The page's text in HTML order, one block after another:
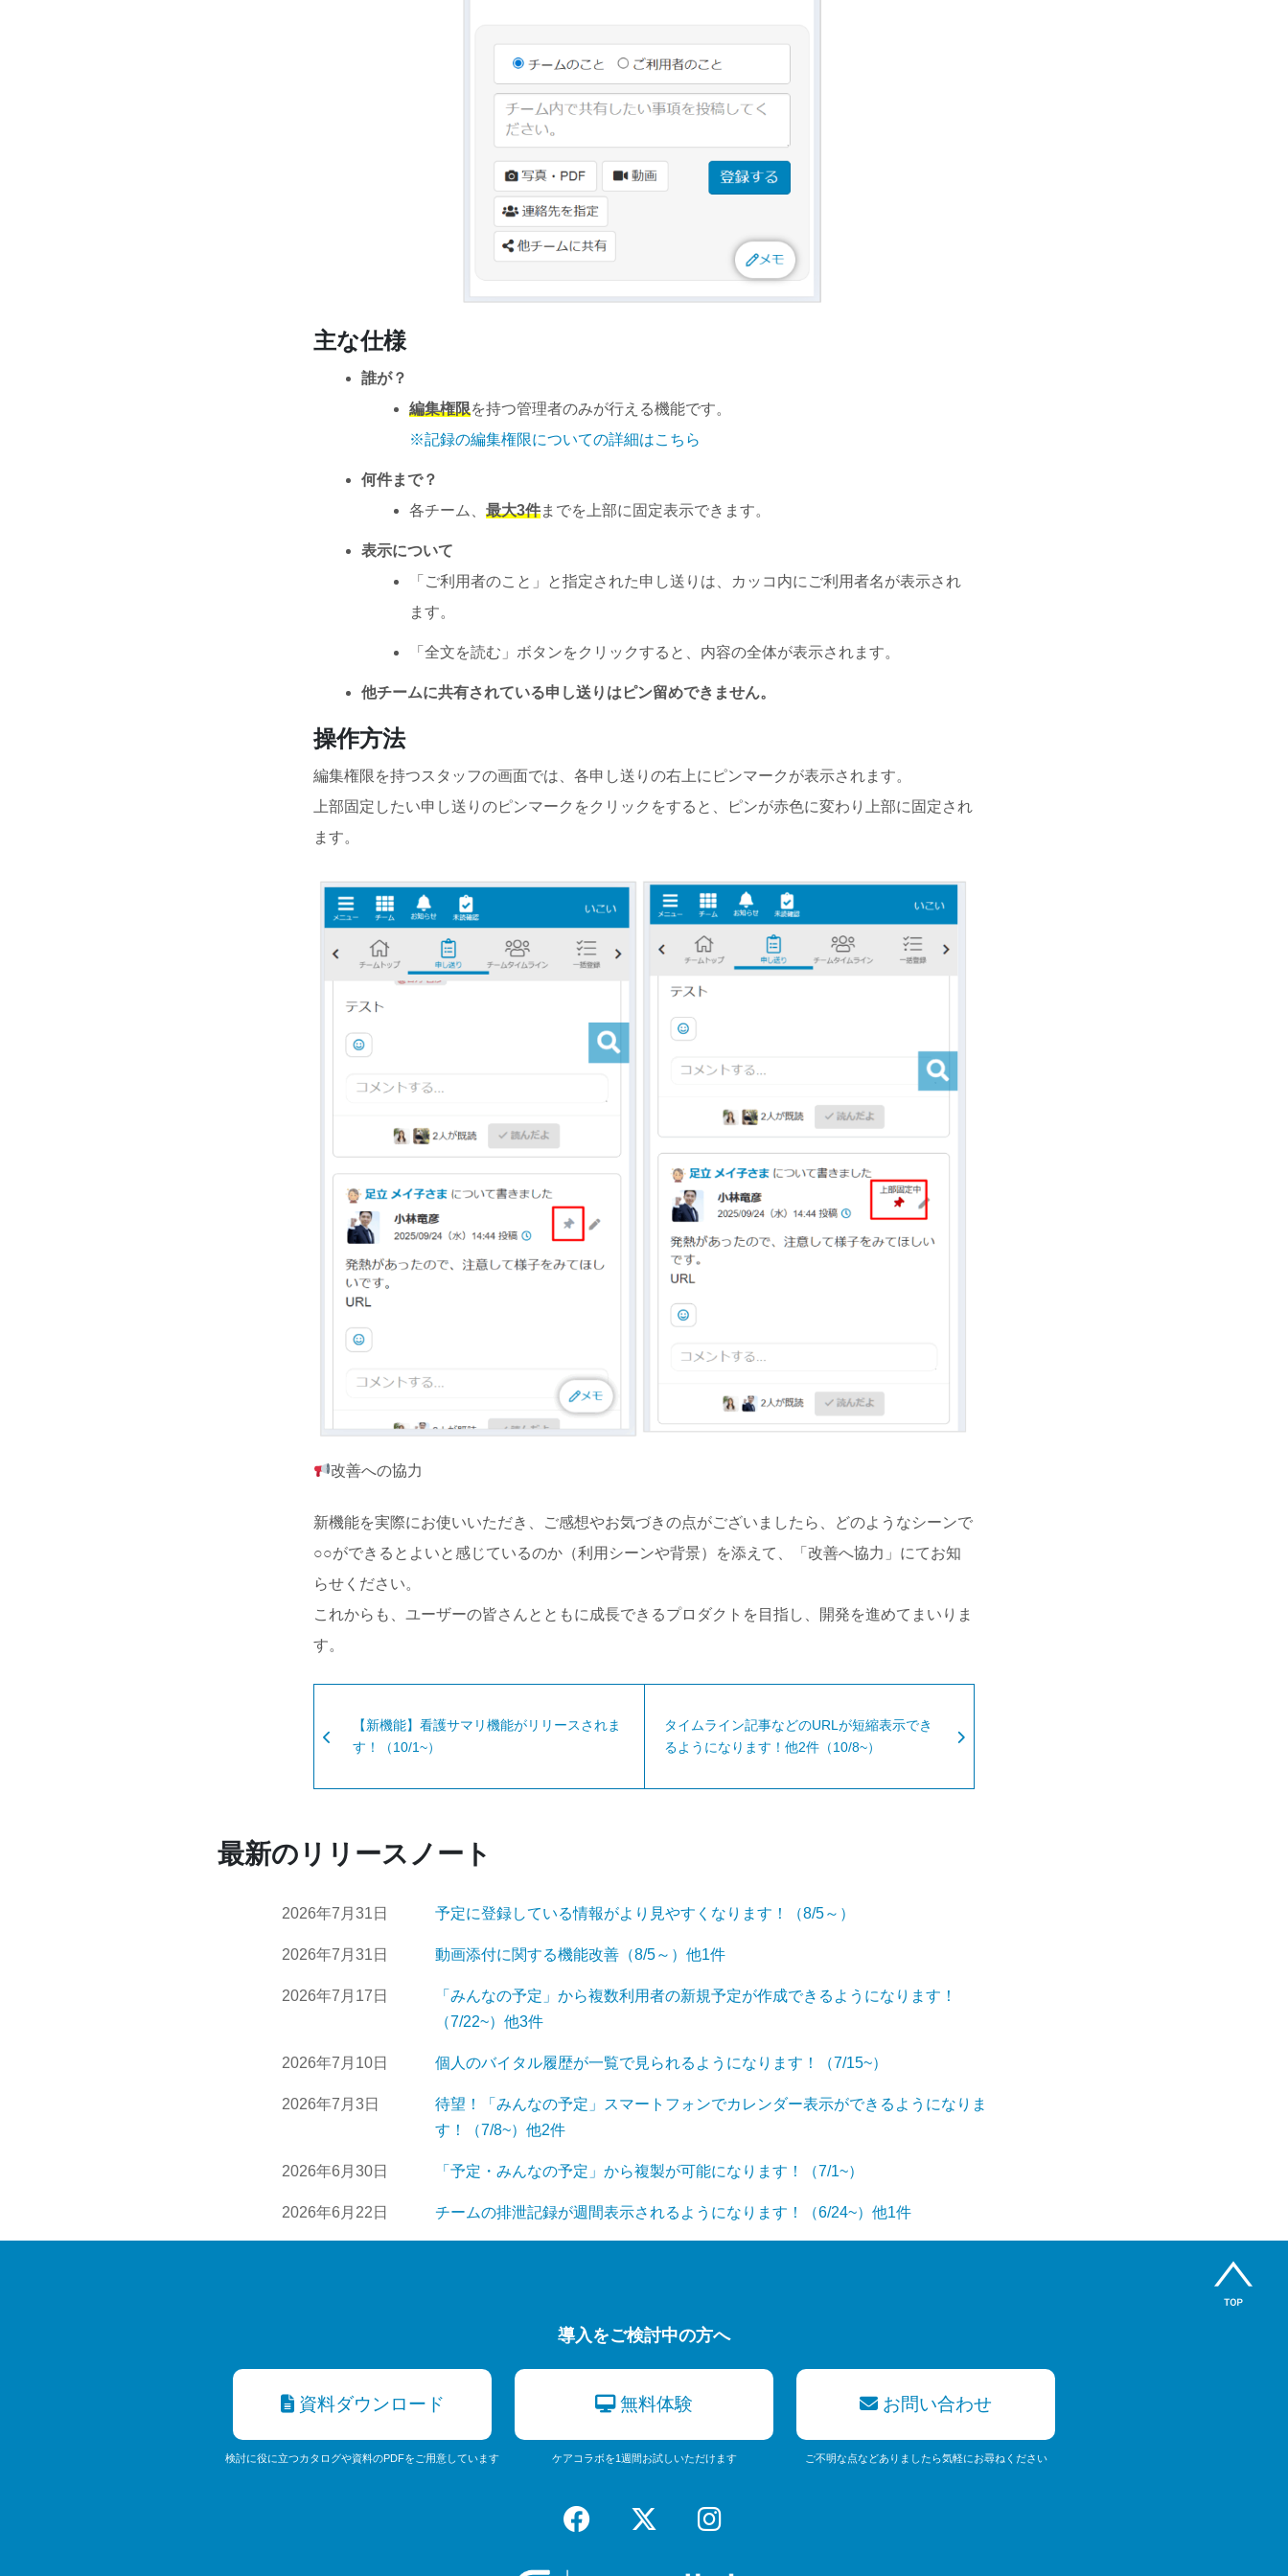
主な仕様
誰が？
編集権限を持つ管理者のみが行える機能です。
※記録の編集権限についての詳細はこちら
何件まで？
各チーム、 最大3件までを上部に固定表示できます。
表示について
「ご利用者のこと」と指定された申し送りは、カッコ内にご利用者名が表示され
ます。
「全文を読む」ボタンをクリックすると、内容の全体が表示されます。
他チームに共有されている申し送りはピン留めできません。
操作方法
編集権限を持つスタッフの画面では、各申し送りの右上にピンマークが表示されます。
上部固定したい申し送りのピンマークをクリックをすると、ピンが赤色に変わり上部に固定され
ます。
改善への協力
新機能を実際にお使いいただき、ご感想やお気づきの点がございましたら、どのようなシーンで
○○ができるとよいと感じているのか（利用シーンや背景）を添えて、「改善へ協力」にてお知
らせください。
これからも、ユーザーの皆さんとともに成長できるプロダクトを目指し、開発を進めてまいりま
す。
【新機能】看護サマリ機能がリリースされま
す！（10/1~）
タイムライン記事などのURLが短縮表示でき
るようになります！他2件（10/8~）
最新のリリースノート
2026年7月31日 予定に登録している情報がより見やすくなります！（8/5～）
2026年7月31日 動画添付に関する機能改善（8/5～）他1件
2026年7月17日
「みんなの予定」から複数利用者の新規予定が作成できるようになります！
（7/22~）他3件
2026年7月10日 個人のバイタル履歴が一覧で見られるようになります！（7/15~）
2026年7月3日
待望！「みんなの予定」スマートフォンでカレンダー表示ができるようになりま
す！（7/8~）他2件
2026年6月30日 「予定・みんなの予定」から複製が可能になります！（7/1~）
2026年6月22日 チームの排泄記録が週間表示されるようになります！（6/24~）他1件
導入をご検討中の方へ
資料ダウンロード
検討に役に立つカタログや資料のPDFをご用意しています
無料体験
ケアコラボを1週間お試しいただけます
お問い合わせ
ご不明な点などありましたら気軽にお尋ねください